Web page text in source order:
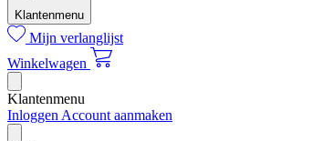
Klantenmenu
Mijn verlanglijst
Winkelwagen
Klantenmenu
Inloggen Account aanmaken